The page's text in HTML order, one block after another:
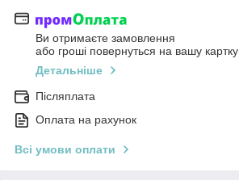
Ви отримаєте замовлення
або гроші повернуться на вашу картку
Детальніше
Післяплата
Оплата на рахунок
Всі умови оплати